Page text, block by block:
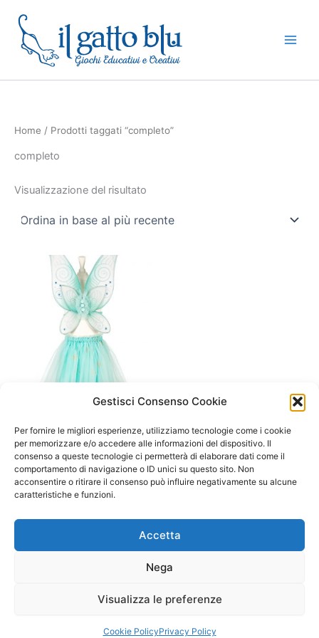
Gestisci Consenso Cookie
Per fornire le migliori esperienze, utilizziamo tecnologie come i cookie
per memorizzare e/o accedere alle informazioni del dispositivo. Il
consenso a queste tecnologie ci permetterà di elaborare dati come il
comportamento di navigazione o ID unici su questo sito. Non
acconsentire o ritirare il consenso può influire negativamente su alcune
caratteristiche e funzioni.
Accetta
Nega
Visualizza le preferenze
Cookie PolicyPrivacy Policy
contenuto
Home / Prodotti taggati “completo”
completo
Visualizzazione del risultato
Set Angelina : Gonna+Ali
Elfa color menta
29,90€
Aggiungi al carrello
Copyright © 2026 Il Gatto Blu Giochi educativi Montessori e